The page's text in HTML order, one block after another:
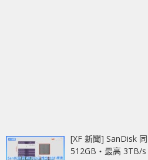
[XF 新聞] SanDisk
512GB‧最高 3TB/